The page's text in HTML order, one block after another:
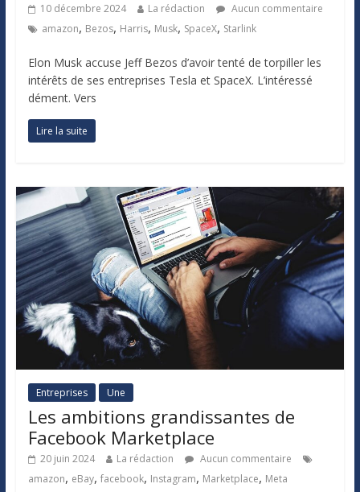
10 décembre 2024 La rédaction
Aucun commentaire
amazon, Bezos, Harris, Musk, SpaceX, Starlink
Elon Musk accuse Jeff Bezos d’avoir tenté de torpiller les
intérêts de ses entreprises Tesla et SpaceX. L’intéressé
dément. Vers
Lire la suite
Entreprises Une
Les ambitions grandissantes de
Facebook Marketplace
20 juin 2024 La rédaction
Aucun commentaire
amazon, eBay, facebook, Instagram, Marketplace, Meta